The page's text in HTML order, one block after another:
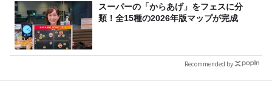
スーパーの「からあげ」をフェスに分
類！全15種の2026年版マップが完成
Recommended by